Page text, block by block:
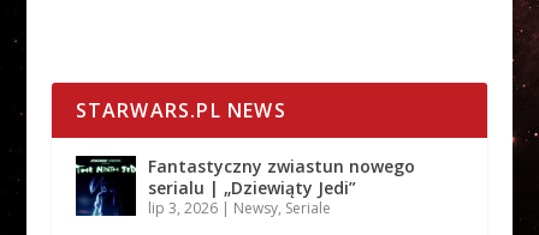
STARWARS.PL NEWS
Fantastyczny zwiastun nowego
serialu | „Dziewiąty Jedi”
lip 3, 2026| Newsy, Seriale